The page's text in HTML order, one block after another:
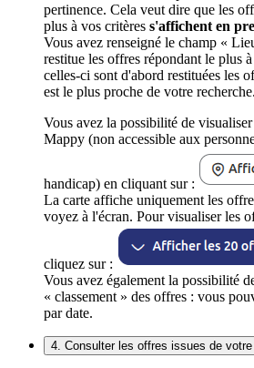
pertinence. Cela veut dire que les
plus à vos critères s'affichent en
Vous avez renseigné le champ «
restitue les offres répondant le plus
celles-ci sont d'abord restituées les
est le plus proche de votre recherche.
Vous avez la possibilité de
Mappy (non accessible aux
handicap) en cliquant sur :
La carte affiche uniquement les
voyez à l'écran. Pour visualiser les
cliquez sur :
Vous avez également la possibilité
« classement » des offres : vous
par date.
4. Consulter les offres issues de